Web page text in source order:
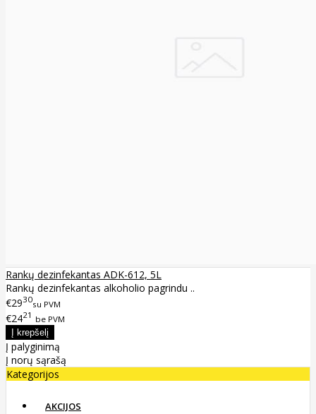
Rankų dezinfekantas ADK-612, 5L
Rankų dezinfekantas alkoholio pagrindu ..
€2930su PVM
€2421 be PVM
Į palyginimą
Į norų sąrašą
Kategorijos
AKCIJOS